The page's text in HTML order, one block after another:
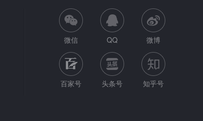
微信 QQ 微博
百家号 头条号 知乎号